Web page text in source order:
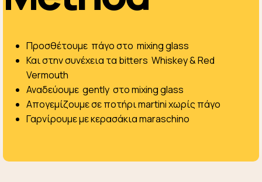
Προσθέτουμε πάγο στο mixing glass
Και στην συνέχεια τα bitters Whiskey & Red
Vermouth
Αναδεύουμε gently στο mixing glass
Απογεμίζουμε σε ποτήρι martini χωρίς πάγο
Γαρνίρουμε με κερασάκια maraschino